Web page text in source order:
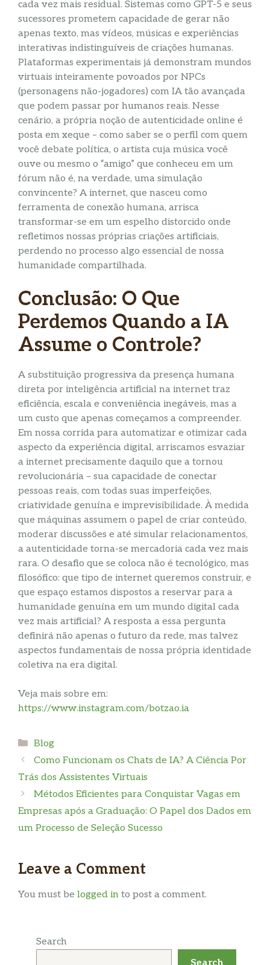
cada vez mais residual. Sistemas como GPT-5 e seus
sucessores prometem capacidade de gerar não
apenas texto, mas vídeos, músicas e experiências
interativas indistinguíveis de criações humanas.
Plataformas experimentais já demonstram mundos
virtuais inteiramente povoados por NPCs
(personagens não-jogadores) com IA tão avançada
que podem passar por humanos reais. Nesse
cenário, a própria noção de autenticidade online é
posta em xeque – como saber se o perfil com quem
você debate política, o artista cuja música você
ouve ou mesmo o “amigo” que conheceu em um
fórum não é, na verdade, uma simulação
convincente? A internet, que nasceu como
ferramenta de conexão humana, arrisca
transformar-se em um espelho distorcido onde
refletimos nossas próprias criações artificiais,
perdendo no processo algo essencial de nossa
humanidade compartilhada.
Conclusão: O Que
Perdemos Quando a IA
Assume o Controle?
A substituição progressiva da presença humana
direta por inteligência artificial na internet traz
eficiência, escala e conveniência inegáveis, mas a
um custo que apenas começamos a compreender.
Em nossa corrida para automatizar e otimizar cada
aspecto da experiência digital, arriscamos esvaziar
a internet precisamente daquilo que a tornou
revolucionária – sua capacidade de conectar
pessoas reais, com todas suas imperfeições,
criatividade genuína e imprevisibilidade. À medida
que máquinas assumem o papel de criar conteúdo,
moderar discussões e até simular relacionamentos,
a autenticidade torna-se mercadoria cada vez mais
rara. O desafio que se coloca não é tecnológico, mas
filosófico: que tipo de internet queremos construir, e
que espaço estamos dispostos a reservar para a
humanidade genuína em um mundo digital cada
vez mais artificial? A resposta a essa pergunta
definirá não apenas o futuro da rede, mas talvez
aspectos fundamentais de nossa própria identidade
coletiva na era digital.
Veja mais sobre em:
https://www.instagram.com/botzao.ia
Categories
Blog
Como Funcionam os Chats de IA? A Ciência Por
Trás dos Assistentes Virtuais
Métodos Eficientes para Conquistar Vagas em
Empresas após a Graduação: O Papel dos Dados em
um Processo de Seleção Sucesso
Leave a Comment
You must be logged in to post a comment.
Search